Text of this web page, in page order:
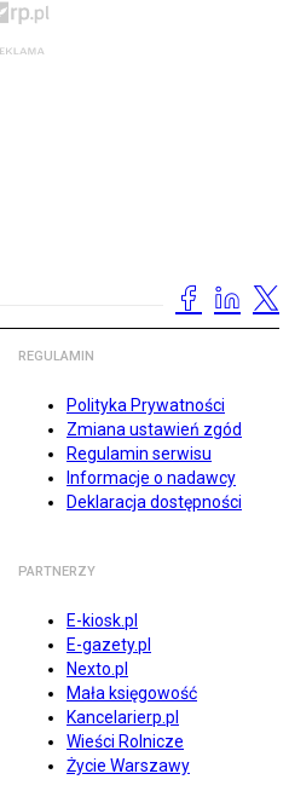
REGULAMIN
Polityka Prywatności
Zmiana ustawień zgód
Regulamin serwisu
Informacje o nadawcy
Deklaracja dostępności
PARTNERZY
E-kiosk.pl
E-gazety.pl
Nexto.pl
Mała księgowość
Kancelarierp.pl
Wieści Rolnicze
Życie Warszawy